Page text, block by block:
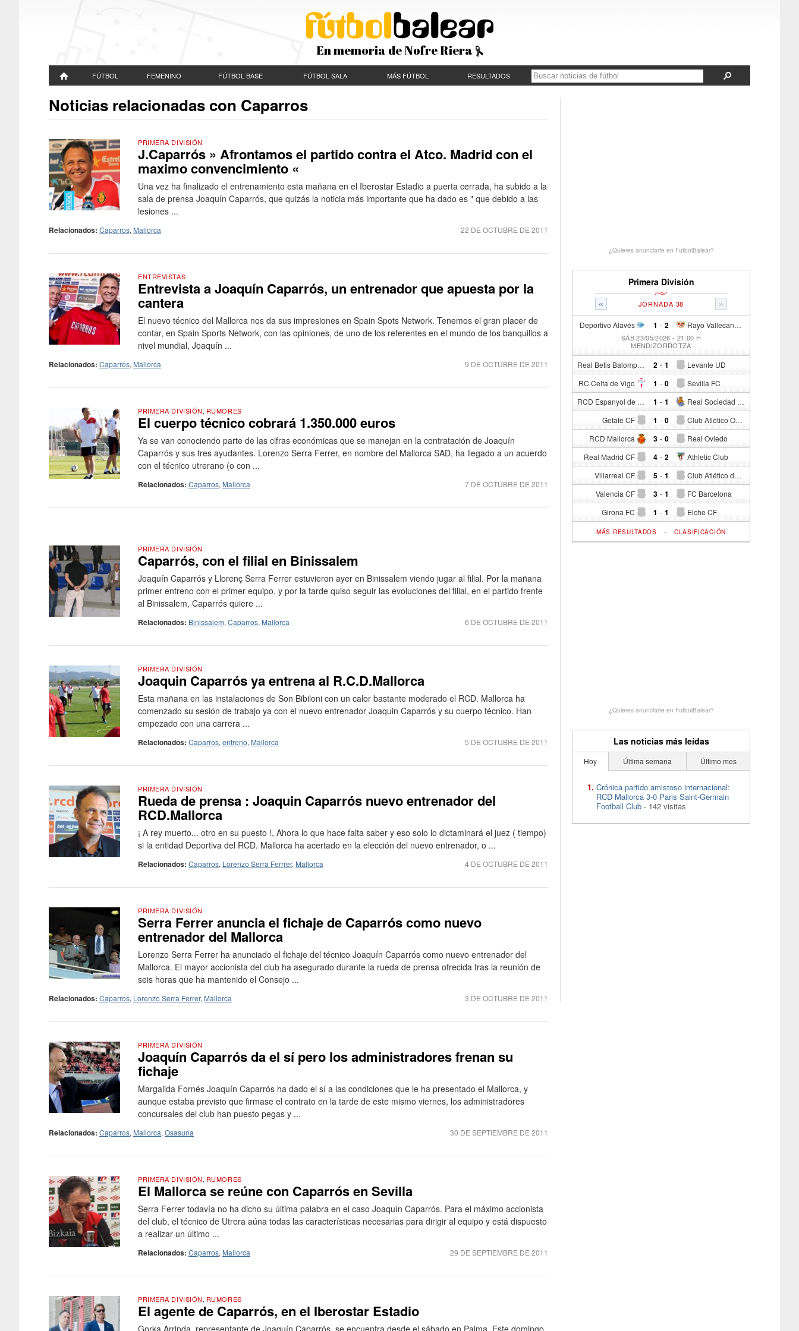
En memoria de Nofre Riera
FÚTBOL FEMENINO FÚTBOL BASE FÚTBOL SALA MÁS FÚTBOL RESULTADOS
Noticias relacionadas con Caparros
PRIMERA DIVISIÓN
J.Caparrós » Afrontamos el partido contra el Atco. Madrid con el
maximo convencimiento «
Una vez ha finalizado el entrenamiento esta mañana en el Iberostar Estadio a puerta cerrada, ha subido a la
sala de prensa Joaquín Caparrós, que quizás la noticia más importante que ha dado es " que debido a las
lesiones ...
22 DE OCTUBRE DE 2011
Relacionados: Caparros, Mallorca
ENTREVISTAS
Entrevista a Joaquín Caparrós, un entrenador que apuesta por la
cantera
El nuevo técnico del Mallorca nos da sus impresiones en Spain Spots Network. Tenemos el gran placer de
contar, en Spain Sports Network, con las opiniones, de uno de los referentes en el mundo de los banquillos a
nivel mundial, Joaquín ...
9 DE OCTUBRE DE 2011
Relacionados: Caparros, Mallorca
PRIMERA DIVISIÓN, RUMORES
El cuerpo técnico cobrará 1.350.000 euros
Ya se van conociendo parte de las cifras económicas que se manejan en la contratación de Joaquín
Caparrós y sus tres ayudantes. Lorenzo Serra Ferrer, en nombre del Mallorca SAD, ha llegado a un acuerdo
con el técnico utrerano (o con ...
7 DE OCTUBRE DE 2011
Relacionados: Caparros, Mallorca
PRIMERA DIVISIÓN
Caparrós, con el filial en Binissalem
Joaquín Caparrós y Llorenç Serra Ferrer estuvieron ayer en Binissalem viendo jugar al filial. Por la mañana
primer entreno con el primer equipo, y por la tarde quiso seguir las evoluciones del filial, en el partido frente
al Binissalem, Caparrós quiere ...
6 DE OCTUBRE DE 2011
Relacionados: Binissalem, Caparros, Mallorca
PRIMERA DIVISIÓN
Joaquin Caparrós ya entrena al R.C.D.Mallorca
Esta mañana en las instalaciones de Son Bibiloni con un calor bastante moderado el RCD. Mallorca ha
comenzado su sesión de trabajo ya con el nuevo entrenador Joaquin Caparrós y su cuerpo técnico. Han
empezado con una carrera ...
5 DE OCTUBRE DE 2011
Relacionados: Caparros, entreno, Mallorca
PRIMERA DIVISIÓN
Rueda de prensa : Joaquin Caparrós nuevo entrenador del
RCD.Mallorca
¡ A rey muerto... otro en su puesto !, Ahora lo que hace falta saber y eso solo lo dictaminará el juez ( tiempo)
si la entidad Deportiva del RCD. Mallorca ha acertado en la elección del nuevo entrenador, o ...
4 DE OCTUBRE DE 2011
Relacionados: Caparros, Lorenzo Serra Ferrrer, Mallorca
PRIMERA DIVISIÓN
Serra Ferrer anuncia el fichaje de Caparrós como nuevo
entrenador del Mallorca
Lorenzo Serra Ferrer ha anunciado el fichaje del técnico Joaquín Caparrós como nuevo entrenador del
Mallorca. El mayor accionista del club ha asegurado durante la rueda de prensa ofrecida tras la reunión de
seis horas que ha mantenido el Consejo ...
3 DE OCTUBRE DE 2011
Relacionados: Caparros, Lorenzo Serra Ferrer, Mallorca
PRIMERA DIVISIÓN
Joaquín Caparrós da el sí pero los administradores frenan su
fichaje
Margalida Fornés Joaquín Caparrós ha dado el sí a las condiciones que le ha presentado el Mallorca, y
aunque estaba previsto que firmase el contrato en la tarde de este mismo viernes, los administradores
concursales del club han puesto pegas y ...
30 DE SEPTIEMBRE DE 2011
Relacionados: Caparros, Mallorca, Osasuna
PRIMERA DIVISIÓN, RUMORES
El Mallorca se reúne con Caparrós en Sevilla
Serra Ferrer todavía no ha dicho su última palabra en el caso Joaquín Caparrós. Para el máximo accionista
del club, el técnico de Utrera aúna todas las características necesarias para dirigir al equipo y está dispuesto
a realizar un último ...
29 DE SEPTIEMBRE DE 2011
Relacionados: Caparros, Mallorca
PRIMERA DIVISIÓN, RUMORES
El agente de Caparrós, en el Iberostar Estadio
Gorka Arrinda, representante de Joaquín Caparrós, se encuentra desde el sábado en Palma. Este domingo
¿Quieres anunciarte en FutbolBalear?
Primera División
« »
JORNADA 38
Deportivo Alavés 1 - Rayo Vallecano de Madrid
2
SÁB 23/05/2026 - 21:00 H
MENDIZORROTZA
Real Betis Balompié 2 - Levante UD
1
RC Celta de Vigo 1 - Sevilla FC
0
RCD Espanyol de Barcelona 1 - Real Sociedad de Fútbol
1
Getafe CF 1 - Club Atlético Osasuna
0
RCD Mallorca 3 - Real Oviedo
0
Real Madrid CF 4 - Athletic Club
2
Villarreal CF 5 - Club Atlético de Madrid
1
Valencia CF 3 - FC Barcelona
1
Girona FC 1 - Elche CF
1
MÁS RESULTADOS - CLASIFICACIÓN
¿Quieres anunciarte en FutbolBalear?
Las noticias más leídas
Hoy Última semana Último mes
Crónica partido amistoso internacional:
RCD Mallorca 3-0 Paris Saint-Germain
Football Club - 142 visitas